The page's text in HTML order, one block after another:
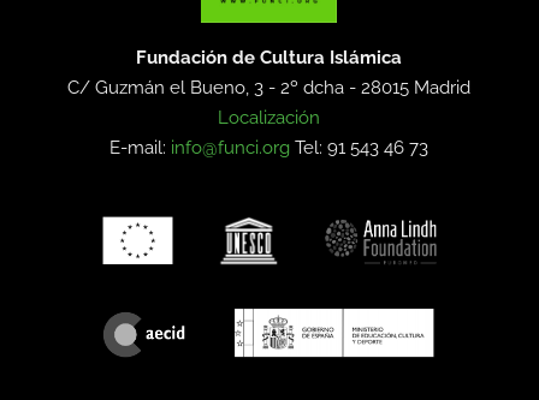
Fundación de Cultura Islámica
C/ Guzmán el Bueno, 3 - 2º dcha -28015 Madrid
Localización
E-mail: info@funci.org Tel: 91 543 46 73